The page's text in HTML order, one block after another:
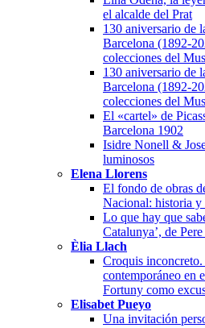
el alcalde del Prat
130 aniversario de
Barcelona (1892-
colecciones del
130 aniversario de
Barcelona (1892-
colecciones del
El «cartel» de
Barcelona 1902
Isidre Nonell &
luminosos
Elena Llorens
El fondo de obras
Nacional: historia y
Lo que hay que
Catalunya’, de
Èlia Llach
Croquis
contemporáneo en
Fortuny como
Elisabet Pueyo
Una invitación